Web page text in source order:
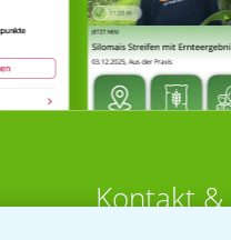
Kontakt